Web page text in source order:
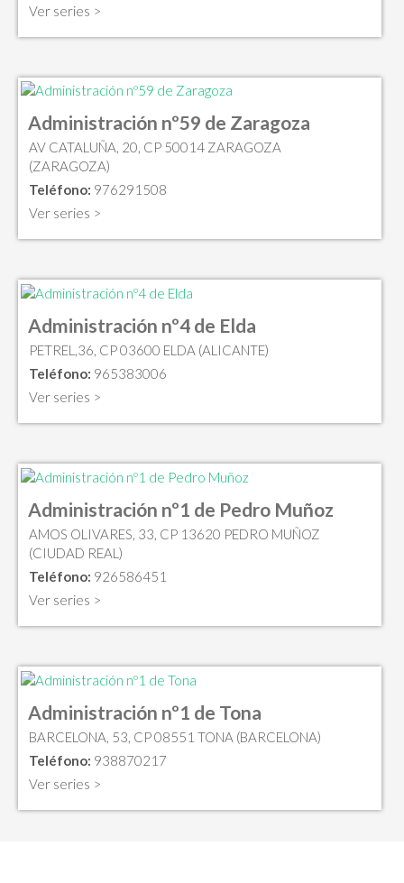
Ver series >
Administración nº59 de Zaragoza
AV CATALUÑA, 20, CP 50014 ZARAGOZA
(ZARAGOZA)
Teléfono: 976291508
Ver series >
Administración nº4 de Elda
PETREL,36, CP 03600 ELDA (ALICANTE)
Teléfono: 965383006
Ver series >
Administración nº1 de Pedro Muñoz
AMOS OLIVARES, 33, CP 13620 PEDRO MUÑOZ
(CIUDAD REAL)
Teléfono: 926586451
Ver series >
Administración nº1 de Tona
BARCELONA, 53, CP 08551 TONA (BARCELONA)
Teléfono: 938870217
Ver series >